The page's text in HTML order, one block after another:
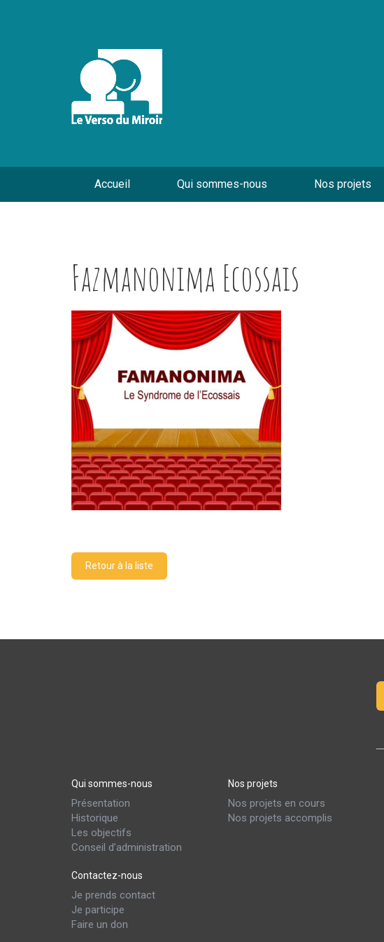
Accueil Qui sommes-nous Nos projets
Fazmanonima Ecossais
Retour à la liste
Qui sommes-nous
Présentation
Historique
Les objectifs
Conseil d’administration
Nos projets
Nos projets en cours
Nos projets accomplis
Contactez-nous
Je prends contact
Je participe
Faire un don